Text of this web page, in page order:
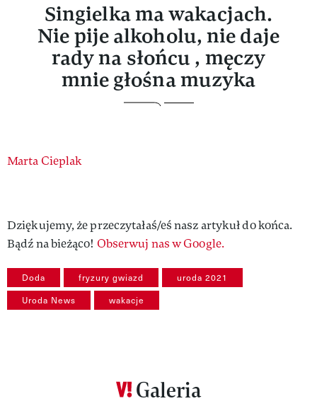
Singielka ma wakacjach.
Nie pije alkoholu, nie daje
rady na słońcu , męczy
mnie głośna muzyka
Authors
Marta Cieplak
Dziękujemy, że przeczytałaś/eś nasz artykuł do końca.
Bądź na bieżąco! Obserwuj nas w Google.
Doda fryzury gwiazd uroda 2021
Uroda News wakacje
Galeria